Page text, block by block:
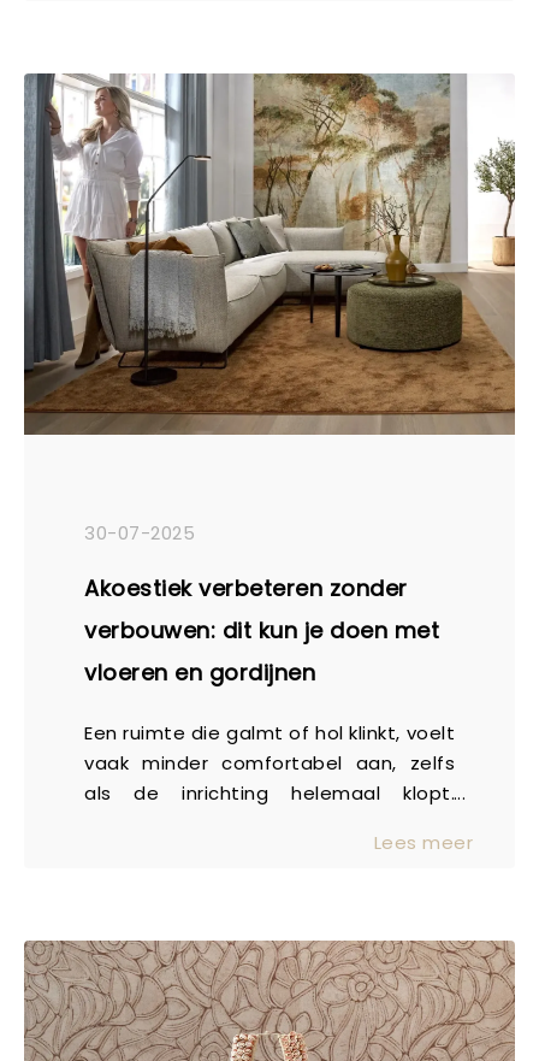
voor elke ruimte een passende
combinatie te maken. In deze blog
laten we je zien hoe verschillende
duo’s elkaar versterken.
30-07-2025
Akoestiek verbeteren zonder
verbouwen: dit kun je doen met
vloeren en gordijnen
Een ruimte die galmt of hol klinkt, voelt
vaak minder comfortabel aan, zelfs
als de inrichting helemaal klopt.
eenvoudig verbeteren, zonder te
rustiger, aangenamer geluidsklimaat.
In deze blog lees je hoe dat werkt én
waar je op kunt letten bij het maken
van slimme keuzes.
Lees meer